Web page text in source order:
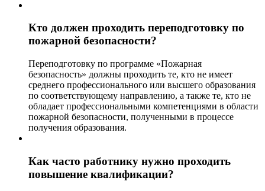
Кто должен проходить переподготовку по
пожарной безопасности?
Переподготовку по программе «Пожарная
безопасность» должны проходить те, кто не имеет
среднего профессионального или высшего образования
по соответствующему направлению, а также те, кто не
обладает профессиональными компетенциями в области
пожарной безопасности, полученными в процессе
получения образования.
Как часто работнику нужно проходить
повышение квалификации?